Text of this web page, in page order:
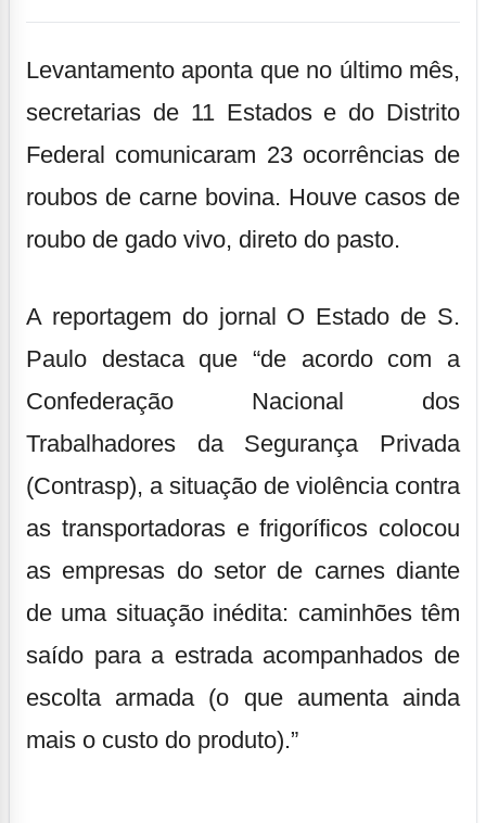
Levantamento aponta que no último mês,
secretarias de 11 Estados e do Distrito
Federal comunicaram 23 ocorrências de
roubos de carne bovina. Houve casos de
roubo de gado vivo, direto do pasto.
A reportagem do jornal O Estado de S.
Paulo destaca que “de acordo com a
Confederação Nacional dos
Trabalhadores da Segurança Privada
(Contrasp), a situação de violência contra
as transportadoras e frigoríficos colocou
as empresas do setor de carnes diante
de uma situação inédita: caminhões têm
saído para a estrada acompanhados de
escolta armada (o que aumenta ainda
mais o custo do produto).”